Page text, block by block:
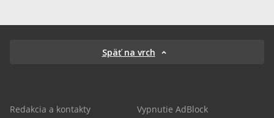
Späť na vrch
Redakcia a kontakty Vypnutie AdBlock